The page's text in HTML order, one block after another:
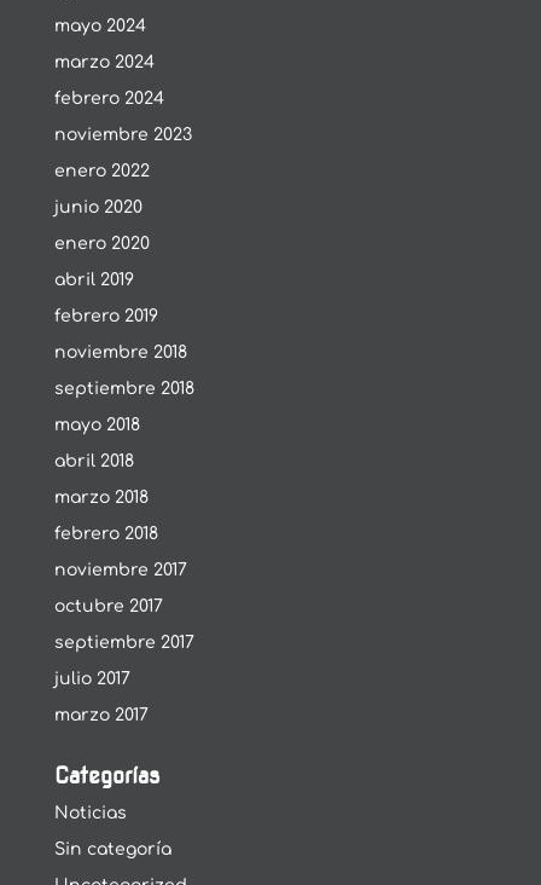
mayo 2024
marzo 2024
febrero 2024
noviembre 2023
enero 2022
junio 2020
enero 2020
abril 2019
febrero 2019
noviembre 2018
septiembre 2018
mayo 2018
abril 2018
marzo 2018
febrero 2018
noviembre 2017
octubre 2017
septiembre 2017
julio 2017
marzo 2017
Categorías
Noticias
Sin categoría